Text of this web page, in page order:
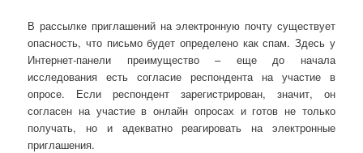
В рассылке приглашений на электронную почту существует
опасность, что письмо будет определено как спам. Здесь у
Интернет-панели преимущество – еще до начала
исследования есть согласие респондента на участие в
опросе. Если респондент зарегистрирован, значит, он
согласен на участие в онлайн опросах и готов не только
получать, но и адекватно реагировать на электронные
приглашения.